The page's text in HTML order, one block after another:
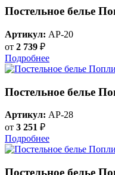
Постельное белье
Артикул: AP-20
от 2 739 ₽
Подробнее
Постельное белье
Артикул: AP-28
от 3 251 ₽
Подробнее
Постельное белье